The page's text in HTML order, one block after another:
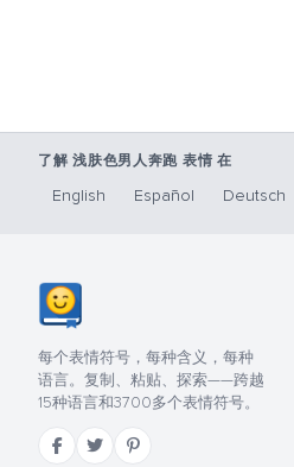
了解 浅肤色男人奔跑 表情 在
English Español Deutsch
每个表情符号，每种含义，每种
语言。复制、粘贴、探索——跨越
15种语言和3700多个表情符号。